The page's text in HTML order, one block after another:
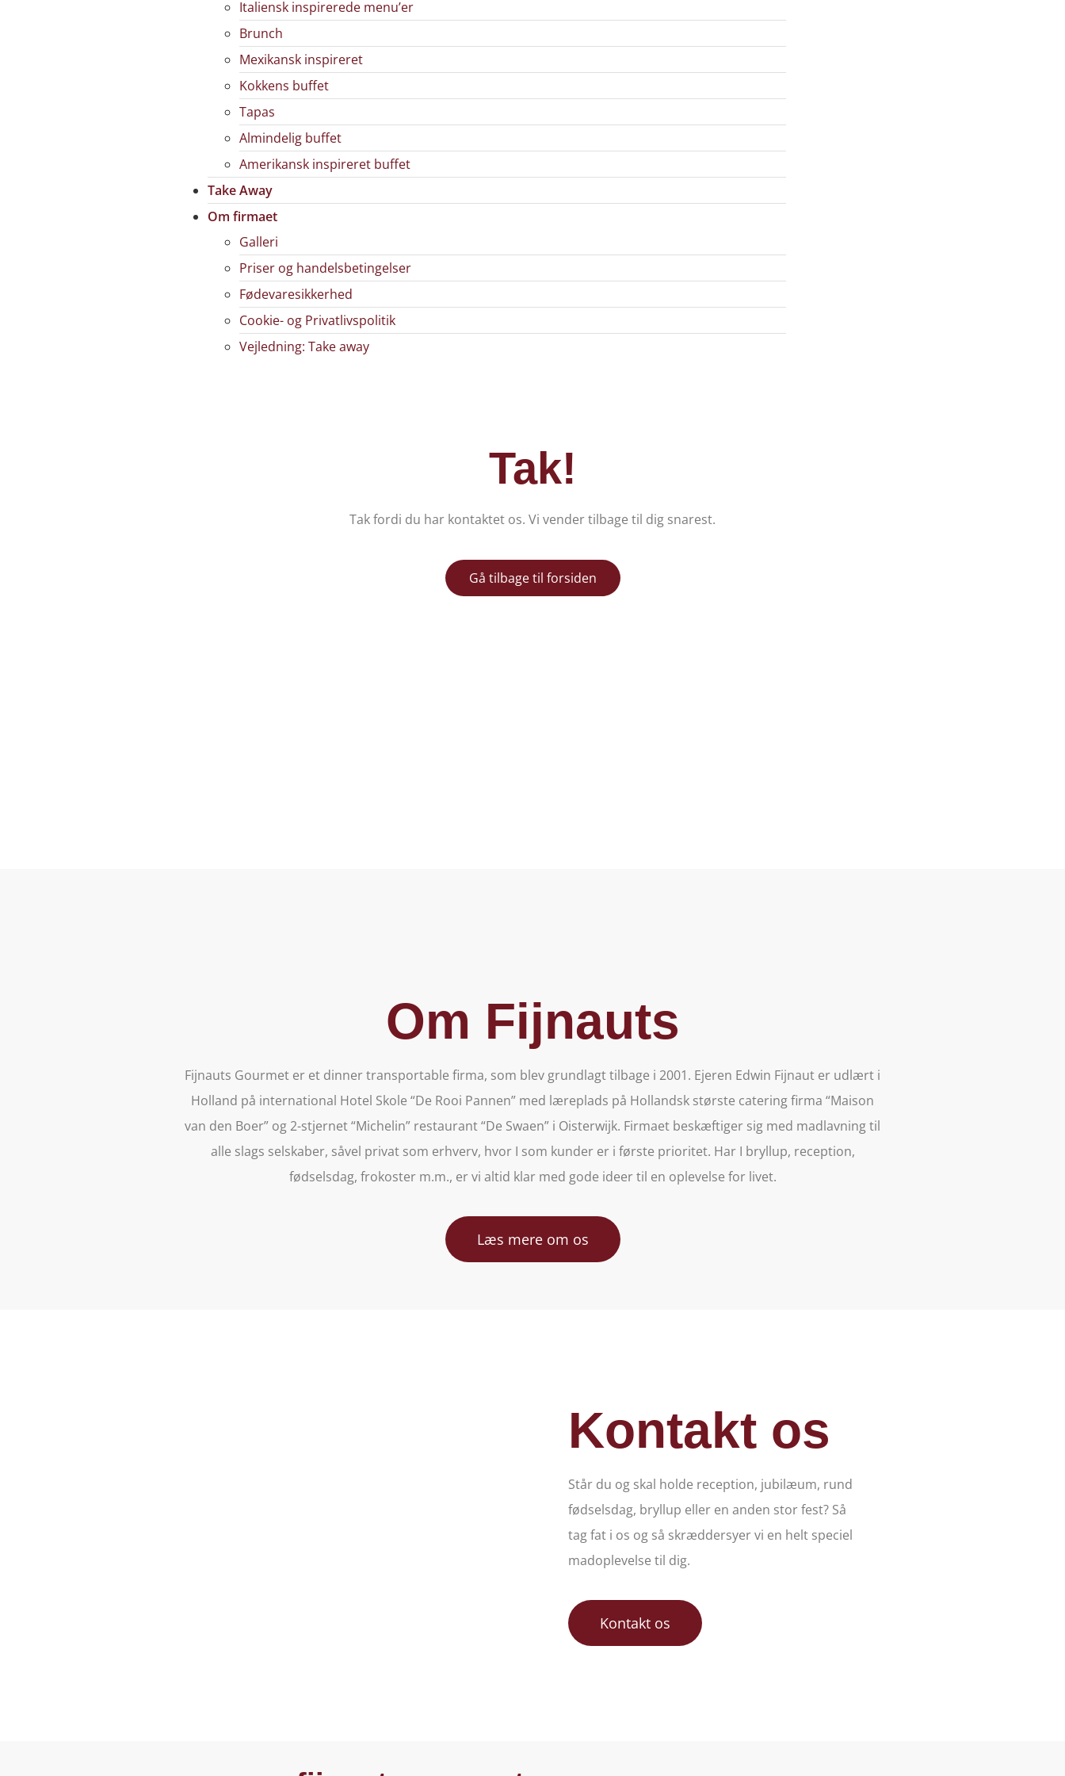
Italiensk inspirerede menu’er
Brunch
Mexikansk inspireret
Kokkens buffet
Tapas
Almindelig buffet
Amerikansk inspireret buffet
Take Away
Om firmaet
Galleri
Priser og handelsbetingelser
Fødevaresikkerhed
Cookie- og Privatlivspolitik
Vejledning: Take away
Tak!
Tak fordi du har kontaktet os. Vi vender tilbage til dig snarest.
Gå tilbage til forsiden
Om Fijnauts
Fijnauts Gourmet er et dinner transportable firma, som blev grundlagt tilbage i 2001. Ejeren Edwin Fijnaut er udlært i
Holland på international Hotel Skole “De Rooi Pannen” med læreplads på Hollandsk største catering firma “Maison
van den Boer” og 2-stjernet “Michelin” restaurant “De Swaen” i Oisterwijk. Firmaet beskæftiger sig med madlavning til
alle slags selskaber, såvel privat som erhverv, hvor I som kunder er i første prioritet. Har I bryllup, reception,
fødselsdag, frokoster m.m., er vi altid klar med gode ideer til en oplevelse for livet.
Læs mere om os
Kontakt os
Står du og skal holde reception, jubilæum, rund
fødselsdag, bryllup eller en anden stor fest? Så
tag fat i os og så skræddersyer vi en helt speciel
madoplevelse til dig.
Kontakt os